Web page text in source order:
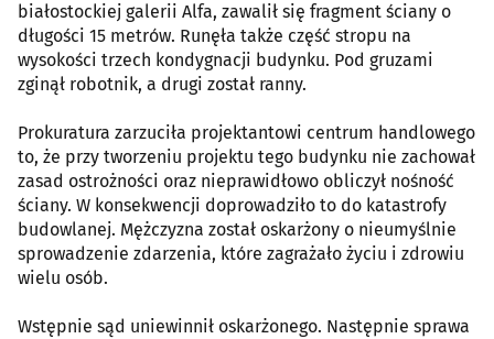
białostockiej galerii Alfa, zawalił się fragment ściany o
długości 15 metrów. Runęła także część stropu na
wysokości trzech kondygnacji budynku. Pod gruzami
zginął robotnik, a drugi został ranny.
Prokuratura zarzuciła projektantowi centrum handlowego
to, że przy tworzeniu projektu tego budynku nie zachował
zasad ostrożności oraz nieprawidłowo obliczył nośność
ściany. W konsekwencji doprowadziło to do katastrofy
budowlanej. Mężczyzna został oskarżony o nieumyślnie
sprowadzenie zdarzenia, które zagrażało życiu i zdrowiu
wielu osób.
Wstępnie sąd uniewinnił oskarżonego. Następnie sprawa